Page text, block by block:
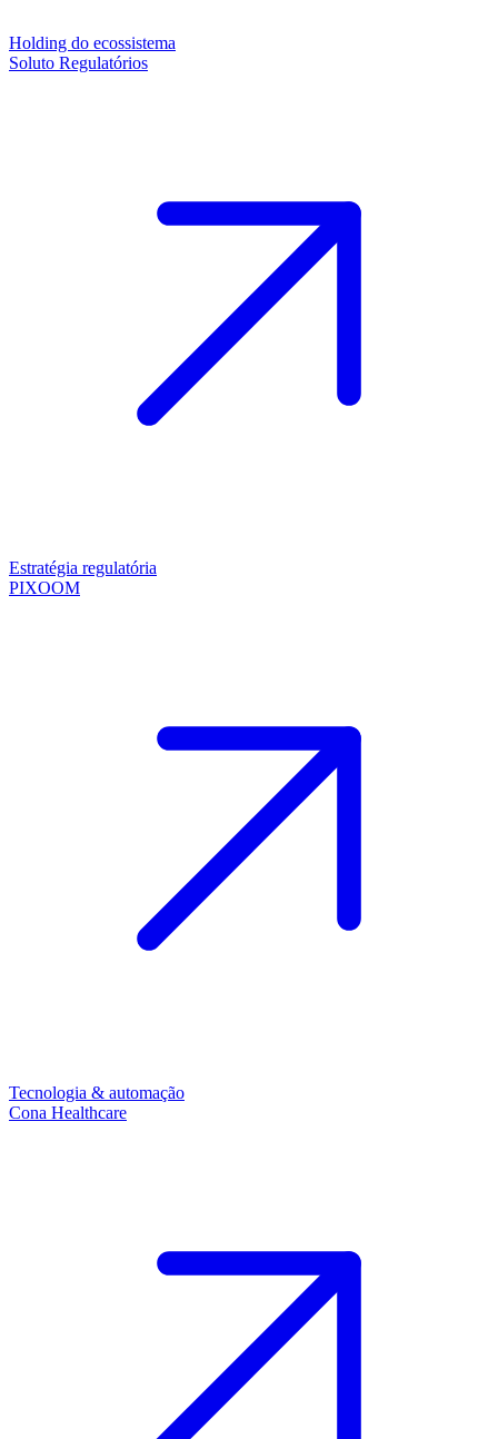
Holding do ecossistema
Soluto Regulatórios
Estratégia regulatória
PIXOOM
Tecnologia & automação
Cona Healthcare